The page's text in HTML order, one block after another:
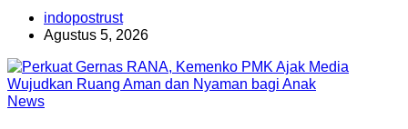
indopostrust
Agustus 5, 2026
News